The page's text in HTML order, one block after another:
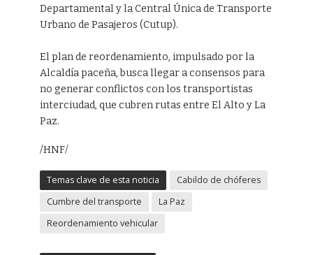
Departamental y la Central Única de Transporte
Urbano de Pasajeros (Cutup).
El plan de reordenamiento, impulsado por la
Alcaldía paceña, busca llegar a consensos para
no generar conflictos con los transportistas
interciudad, que cubren rutas entre El Alto y La
Paz.
/HNF/
Temas clave de esta noticia
Cabildo de chóferes
Cumbre del transporte
La Paz
Reordenamiento vehicular